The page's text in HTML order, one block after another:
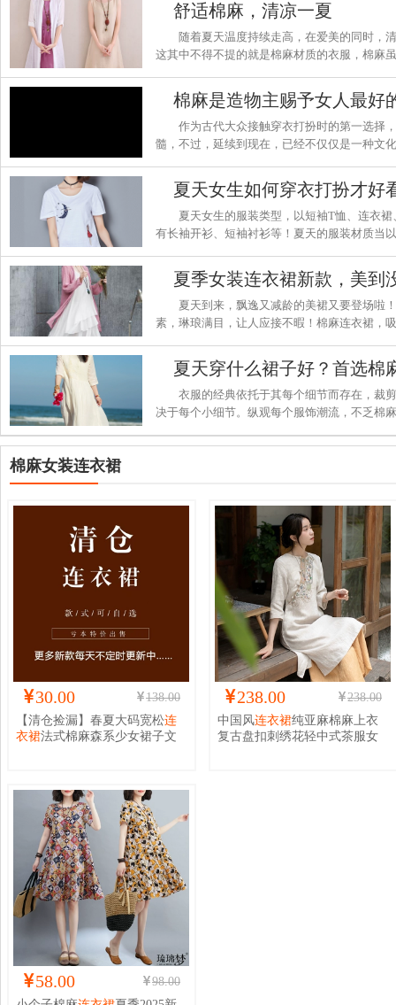
舒适棉麻，清凉一夏
随着夏天温度持续走高，在爱美的同时，
这其中不得不提的就是棉麻材质的衣服，棉麻
爽。
棉麻是造物主赐予女人最好
作为古代大众接触穿衣打扮时的第一选择
髓，不过，延续到现在，已经不仅仅是一种文
夏天女生的服装类型，以短袖T恤、连衣
有长袖开衫、短袖衬衫等！夏天的服装材质当
夏季女装连衣裙新款，美到
夏天到来，飘逸又减龄的美裙又要登场啦
素，琳琅满目，让人应接不暇！棉麻连衣裙，
夏天穿什么裙子好？首选棉
衣服的经典依托于其每个细节而存在，裁
决于每个小细节。纵观每个服饰潮流，不乏棉
薄透气，更重要的是天然环保，符合当今大趋
棉麻女装连衣裙
30.00
138.00
【清仓捡漏】春夏大码宽松连
衣裙法式棉麻森系少女裙子文
238.00
238.00
中国风连衣裙纯亚麻棉麻上衣
复古盘扣刺绣花轻中式茶服女
58.00
98.00